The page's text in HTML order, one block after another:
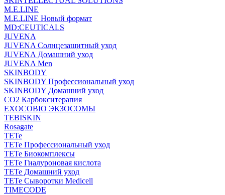
M.E.LINE
M.E.LINE Новый формат
MD:CEUTICALS
JUVENA
JUVENA Солнцезащитный уход
JUVENA Домашний уход
JUVENA Men
SKINBODY
SKINBODY Профессиональный уход
SKINBODY Домашний уход
CO2 Карбокситерапия
EXOCOBIO ЭКЗОСОМЫ
TEBISKIN
Rosagate
TETe
TETe Профессиональный уход
TETe Биокомплексы
TETe Гиалуроновая кислота
TETe Домашний уход
TETe Сыворотки Medicell
TIMECODE